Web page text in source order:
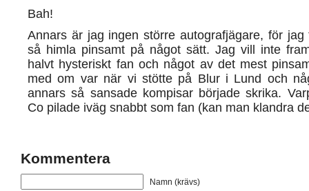
Bah!
Annars är jag ingen större autografjägare, för
så himla pinsamt på något sätt. Jag vill inte
halvt hysteriskt fan och något av det mest
med om var när vi stötte på Blur i Lund och
annars så sansade kompisar började skrika.
Co pilade iväg snabbt som fan (kan man klandra
Kommentera
Namn (krävs)